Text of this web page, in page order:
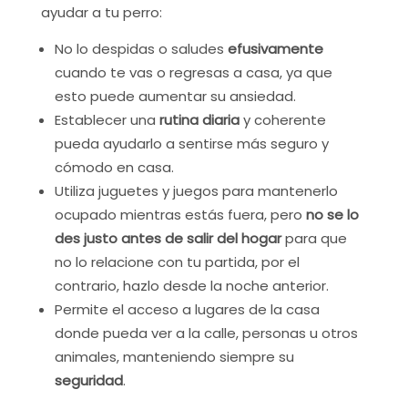
ayudar a tu perro:
No lo despidas o saludes efusivamente
cuando te vas o regresas a casa, ya que
esto puede aumentar su ansiedad.
Establecer una rutina diariay coherente
pueda ayudarlo a sentirse más seguro y
cómodo en casa.
Utiliza juguetes y juegos para mantenerlo
ocupado mientras estás fuera, pero no se lo
des justo antes de salir del hogarpara que
no lo relacione con tu partida, por el
contrario, hazlo desde la noche anterior.
Permite el acceso a lugares de la casa
donde pueda ver a la calle, personas u otros
animales, manteniendo siempre su
seguridad.